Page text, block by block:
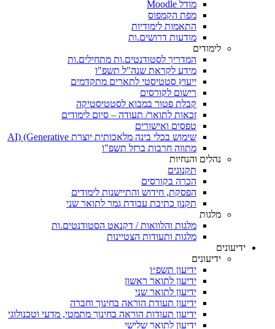
מודל Moodle
מפת הקמפוס
התאמות לימודיות
מודעות דרושים.ות
לימודים
המדריך לסטודנטים.ות מתחילים.ות
מידע לקראת שנה"ל תשפ"ו
ייעוץ סטטיסטי לתארים מתקדמים
רישום לקורסים
קבלת פטור במבוא לסטטיסטיקה
זכאות לתואר/ תעודה – סיום לימודים
טפסים ואישורים
שימוש בכלי בינה מלאכותית יוצרת AI) (Generative
מתווה חרבות ברזל תשפ"ו
נהלים והנחיות
תקנונים
הכרה בקורסים
הפסקת, חידוש והתיישנות לימודים
תקנון כתיבת עבודת גמר לתואר שני
מלגות
מלגות והלוואות / דקנאט הסטודנטים.ות
מלגות ותעודות הצטיינות
ידיעונים
ידיעונים
ידיעון תשפ״ו
ידיעון לתואר ראשון
ידיעון לתואר שני
ידיעון תעודת הוראה בחינוך וחברה
ידיעון תעודות הוראה בחינוך מתמטי, מדעי וטכנולוגי
ידיעון לתואר שלישי